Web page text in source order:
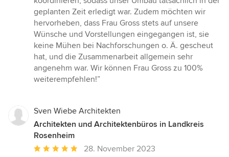
geplanten Zeit erledigt war. Zudem möchten wir
hervorheben, dass Frau Gross stets auf unsere
Wünsche und Vorstellungen eingegangen ist, sie
keine Mühen bei Nachforschungen o. Ä. gescheut
hat, und die Zusammenarbeit allgemein sehr
angenehm war. Wir können Frau Gross zu 100%
weiterempfehlen!”
Sven Wiebe Architekten
Architekten und Architektenbüros in Landkreis
Rosenheim
Durchschnittliche28. November 2023